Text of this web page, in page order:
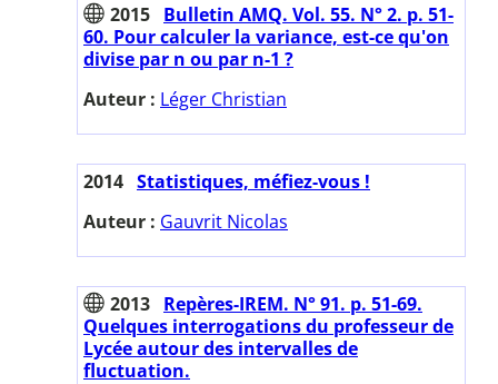
2015 Bulletin AMQ. Vol. 55. N° 2. p. 51-
60. Pour calculer la variance, est-ce qu'on
divise par n ou par n-1 ?
Auteur : Léger Christian
2014 Statistiques, méfiez-vous !
Auteur : Gauvrit Nicolas
2013 Repères-IREM. N° 91. p. 51-69.
Quelques interrogations du professeur de
Lycée autour des intervalles de
fluctuation.